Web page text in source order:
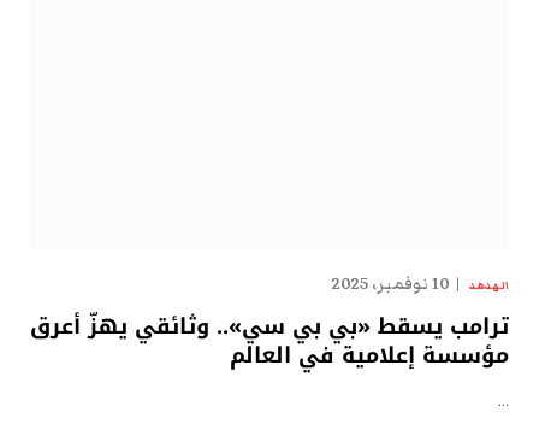
الهدهد 10 نوفمبر، 2025
ترامب يسقط «بي بي سي».. وثائقي يهزّ أعرق
مؤسسة إعلامية في العالم
…